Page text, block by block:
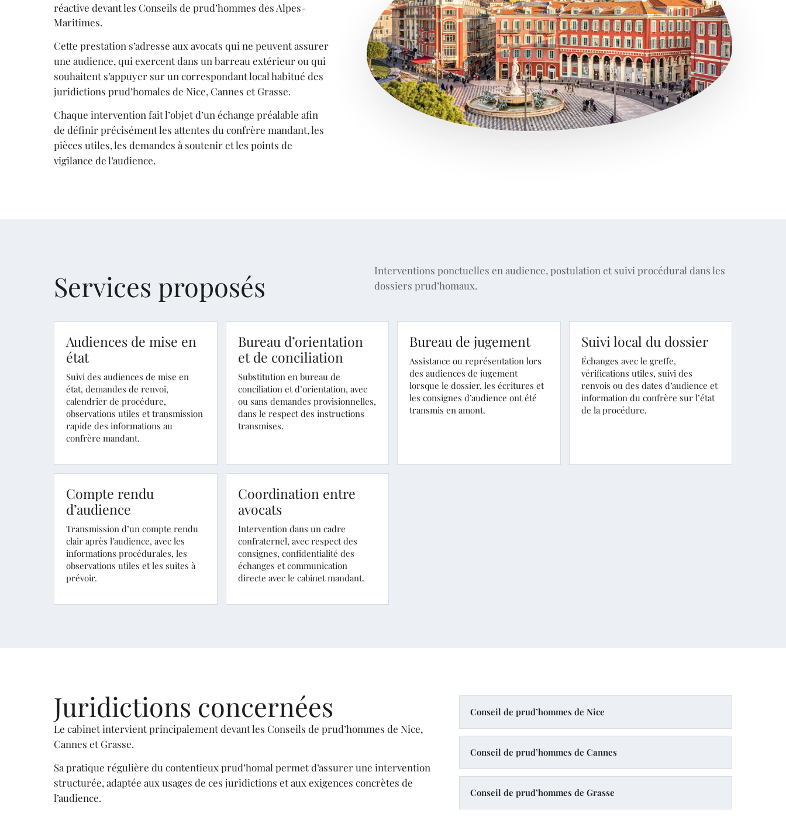
réactive devant les Conseils de prud’hommes des Alpes-
Maritimes.
Cette prestation s’adresse aux avocats qui ne peuvent assurer
une audience, qui exercent dans un barreau extérieur ou qui
souhaitent s’appuyer sur un correspondant local habitué des
juridictions prud’homales de Nice, Cannes et Grasse.
Chaque intervention fait l’objet d’un échange préalable afin
de définir précisément les attentes du confrère mandant, les
pièces utiles, les demandes à soutenir et les points de
vigilance de l’audience.
Services proposés
Interventions ponctuelles en audience, postulation et suivi procédural dans les
dossiers prud’homaux.
Audiences de mise en
état
Suivi des audiences de mise en
état, demandes de renvoi,
calendrier de procédure,
observations utiles et transmission
rapide des informations au
confrère mandant.
Bureau d’orientation
et de conciliation
Substitution en bureau de
conciliation et d’orientation, avec
ou sans demandes provisionnelles,
dans le respect des instructions
transmises.
Bureau de jugement
Assistance ou représentation lors
des audiences de jugement
lorsque le dossier, les écritures et
les consignes d’audience ont été
transmis en amont.
Suivi local du dossier
Échanges avec le greffe,
vérifications utiles, suivi des
renvois ou des dates d’audience et
information du confrère sur l’état
de la procédure.
Compte rendu
d’audience
Transmission d’un compte rendu
clair après l’audience, avec les
informations procédurales, les
observations utiles et les suites à
prévoir.
Coordination entre
avocats
Intervention dans un cadre
confraternel, avec respect des
consignes, confidentialité des
échanges et communication
directe avec le cabinet mandant.
Juridictions concernées
Le cabinet intervient principalement devant les Conseils de prud’hommes de Nice,
Cannes et Grasse.
Sa pratique régulière du contentieux prud’homal permet d’assurer une intervention
structurée, adaptée aux usages de ces juridictions et aux exigences concrètes de
l’audience.
Conseil de prud’hommes de Nice
Conseil de prud’hommes de Cannes
Conseil de prud’hommes de Grasse